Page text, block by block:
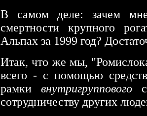
В самом деле: зачем
смертности крупного
Альпах за 1999 год?
Итак, что же мы,
всего - с помощью
рамки внутригруппового
сотрудничеству других